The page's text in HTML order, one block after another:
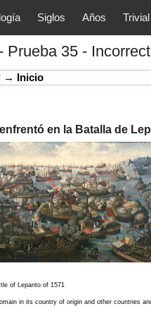
y
arte,
Siglos Años Trivial
Prueba 35 -
→ Inicio
en la Batalla de
of Lepanto of 1571
in its country of origin and other countries